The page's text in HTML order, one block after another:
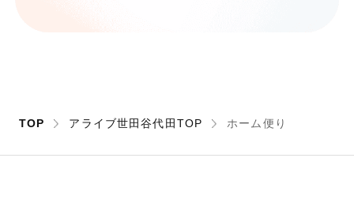
TOP アライブ世田谷代田TOP ホーム便り